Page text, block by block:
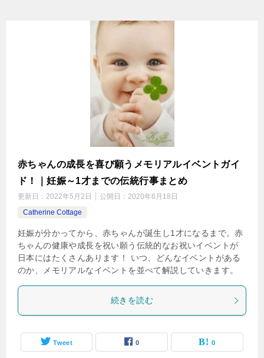
赤ちゃんの成長を喜び願うメモリアルイベントガイ
ド！｜妊娠～1才までの伝統行事まとめ
更新日： 2022年5月2日 公開日： 2020年6月18日
Catherine Cottage
妊娠が分かってから、赤ちゃんが誕生し1才になるまで。赤
ちゃんの健康や成長を祝い願う伝統的なお祝いイベントが
日本にはたくさんあります！ いつ、どんなイベントがある
のか、メモリアルなイベントを並べて解説していきます。
続きを読む
Tweet 0 0